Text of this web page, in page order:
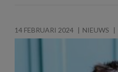
14 FEBRUARI 2024 NIEUWS